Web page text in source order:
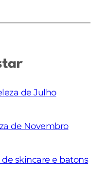
de Julho
de Novembro
skincare e batons